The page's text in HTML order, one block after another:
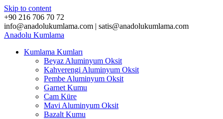
Skip to content
+90 216 706 70 72
info@anadolukumlama.com | satis@anadolukumlama.com
Anadolu Kumlama
Kumlama Kumları
Beyaz Aluminyum Oksit
Kahverengi Aluminyum Oksit
Pembe Aluminyum Oksit
Garnet Kumu
Cam Küre
Mavi Aluminyum Oksit
Bazalt Kumu